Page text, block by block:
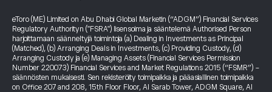
eToro (ME) Limited on Abu Dhabi Global Marketin (“ADGM”) Financial Services
Regulatory Authorityn ("FSRA") lisensoima ja sääntelemä Authorised Person
harjoittamaan säänneltyjä toimintoja (a) Dealing in Investments as Principal
(Matched), (b) Arranging Deals in Investments, (c) Providing Custody, (d)
Arranging Custody ja (e) Managing Assets (Financial Services Permission
Number 220073) Financial Services and Market Regulations 2015 (“FSMR”) -
säännösten mukaisesti. Sen rekisteröity toimipaikka ja pääasiallinen toimipaikka
on Office 207 and 208, 15th Floor Floor, Al Sarab Tower, ADGM Square, Al